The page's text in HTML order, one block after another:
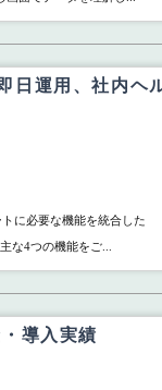
日運用、社内ヘ
トに必要な機能を統合した
な4つの機能をご...
導入実績